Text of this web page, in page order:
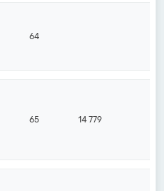
64
65 14 779